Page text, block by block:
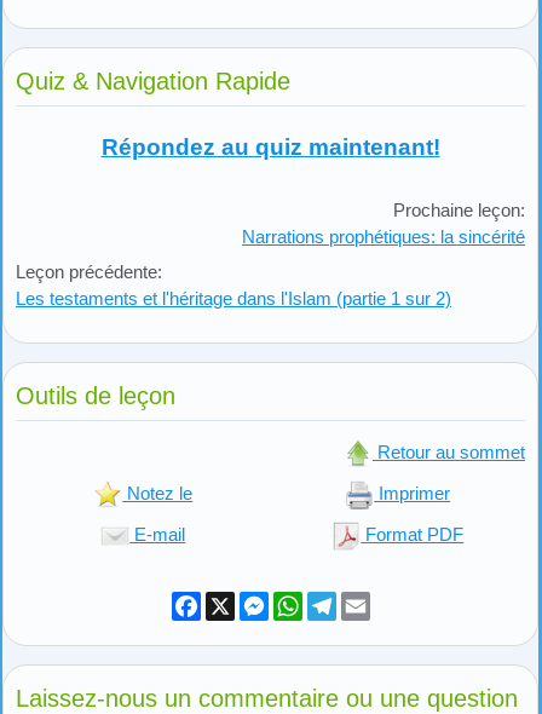
Quiz & Navigation Rapide
Répondez au quiz maintenant!
Leçon précédente:
Les testaments et l'héritage dans l'Islam (partie 1 sur 2)
Prochaine leçon:
Narrations prophétiques: la sincérité
Outils de leçon
Retour au sommet
Notez le Imprimer
E-mail Format PDF
Facebook
X Messenger
WhatsApp
Telegram
Laissez-nous un commentaire ou une question